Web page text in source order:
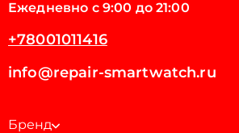
Ежедневно с 9:00 до 21:00
+78001011416
info@repair-smartwatch.ru
Бренд